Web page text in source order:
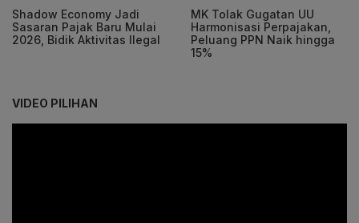
Shadow Economy Jadi
Sasaran Pajak Baru Mulai
2026, Bidik Aktivitas Ilegal
MK Tolak Gugatan UU
Harmonisasi Perpajakan,
Peluang PPN Naik hingga
15%
VIDEO PILIHAN